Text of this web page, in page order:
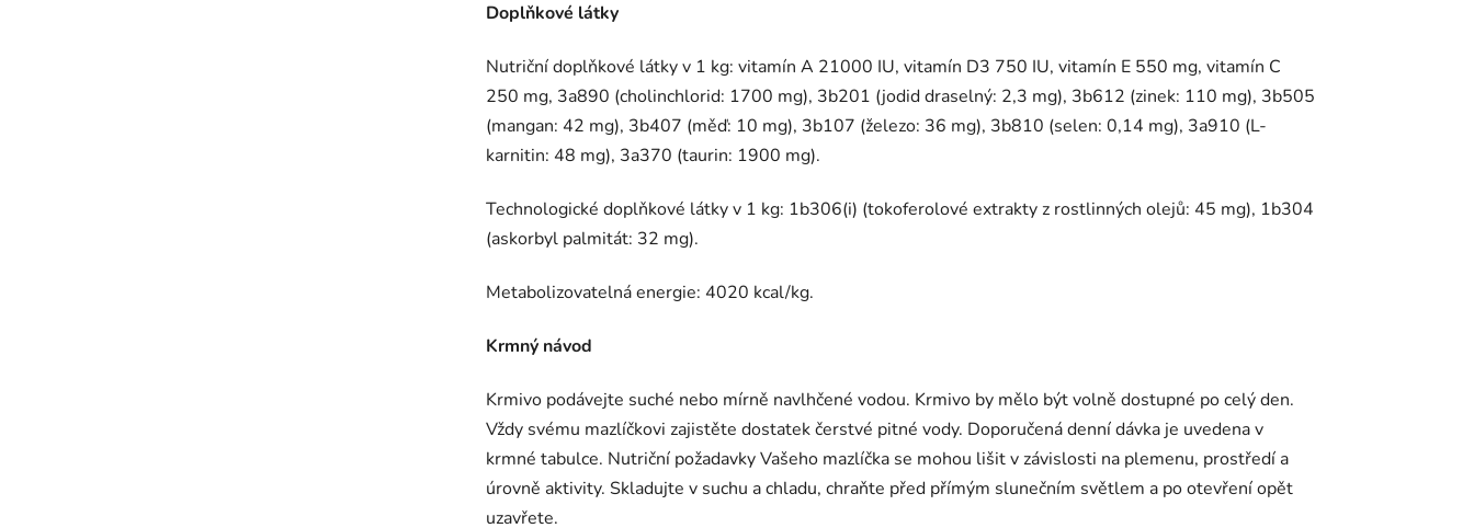
Doplňkové látky
Nutriční doplňkové látky v 1 kg: vitamín A 21000 IU, vitamín D3 750 IU, vitamín E 550 mg, vitamín C
250 mg, 3a890 (cholinchlorid: 1700 mg), 3b201 (jodid draselný: 2,3 mg), 3b612 (zinek: 110 mg), 3b505
(mangan: 42 mg), 3b407 (měď: 10 mg), 3b107 (železo: 36 mg), 3b810 (selen: 0,14 mg), 3a910 (L-
karnitin: 48 mg), 3a370 (taurin: 1900 mg).
Technologické doplňkové látky v 1 kg: 1b306(i) (tokoferolové extrakty z rostlinných olejů: 45 mg), 1b304
(askorbyl palmitát: 32 mg).
Metabolizovatelná energie: 4020 kcal/kg.
Krmný návod
Krmivo podávejte suché nebo mírně navlhčené vodou. Krmivo by mělo být volně dostupné po celý den.
Vždy svému mazlíčkovi zajistěte dostatek čerstvé pitné vody. Doporučená denní dávka je uvedena v
krmné tabulce. Nutriční požadavky Vašeho mazlíčka se mohou lišit v závislosti na plemenu, prostředí a
úrovně aktivity. Skladujte v suchu a chladu, chraňte před přímým slunečním světlem a po otevření opět
uzavřete.